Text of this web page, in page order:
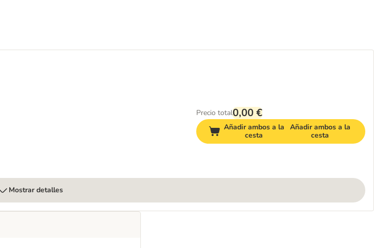
Precio total0,00 €
Añadir ambos a la
cesta
Añadir ambos a la
cesta
Mostrar detalles